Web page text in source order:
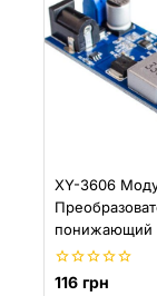
XY-3606
понижающий
0
116 грн